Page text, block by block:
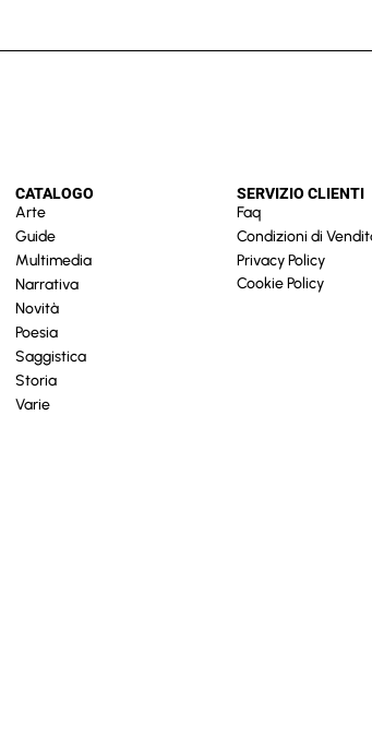
CATALOGO
Arte
Guide
Multimedia
Narrativa
Novità
Poesia
Saggistica
Storia
Varie
SERVIZIO CLIENTI
Faq
Condizioni di
Privacy Policy
Cookie Policy